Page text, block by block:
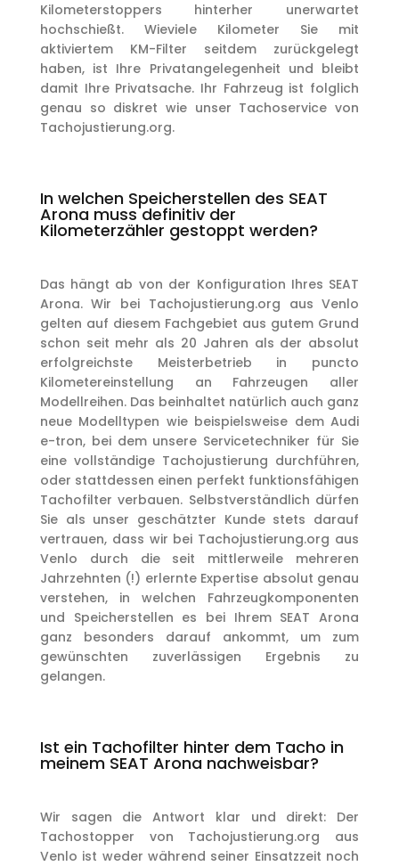
Kilometerstoppers hinterher unerwartet
hochschießt. Wieviele Kilometer Sie mit
aktiviertem KM-Filter seitdem zurückgelegt
haben, ist Ihre Privatangelegenheit und bleibt
damit Ihre Privatsache. Ihr Fahrzeug ist folglich
genau so diskret wie unser Tachoservice von
Tachojustierung.org.
In welchen Speicherstellen des SEAT
Arona muss definitiv der
Kilometerzähler gestoppt werden?
Das hängt ab von der Konfiguration Ihres SEAT
Arona. Wir bei Tachojustierung.org aus Venlo
gelten auf diesem Fachgebiet aus gutem Grund
schon seit mehr als 20 Jahren als der absolut
erfolgreichste Meisterbetrieb in puncto
Kilometereinstellung an Fahrzeugen aller
Modellreihen. Das beinhaltet natürlich auch ganz
neue Modelltypen wie beispielsweise dem Audi
e-tron, bei dem unsere Servicetechniker für Sie
eine vollständige Tachojustierung durchführen,
oder stattdessen einen perfekt funktionsfähigen
Tachofilter verbauen. Selbstverständlich dürfen
Sie als unser geschätzter Kunde stets darauf
vertrauen, dass wir bei Tachojustierung.org aus
Venlo durch die seit mittlerweile mehreren
Jahrzehnten (!) erlernte Expertise absolut genau
verstehen, in welchen Fahrzeugkomponenten
und Speicherstellen es bei Ihrem SEAT Arona
ganz besonders darauf ankommt, um zum
gewünschten zuverlässigen Ergebnis zu
gelangen.
Ist ein Tachofilter hinter dem Tacho in
meinem SEAT Arona nachweisbar?
Wir sagen die Antwort klar und direkt: Der
Tachostopper von Tachojustierung.org aus
Venlo ist weder während seiner Einsatzzeit noch